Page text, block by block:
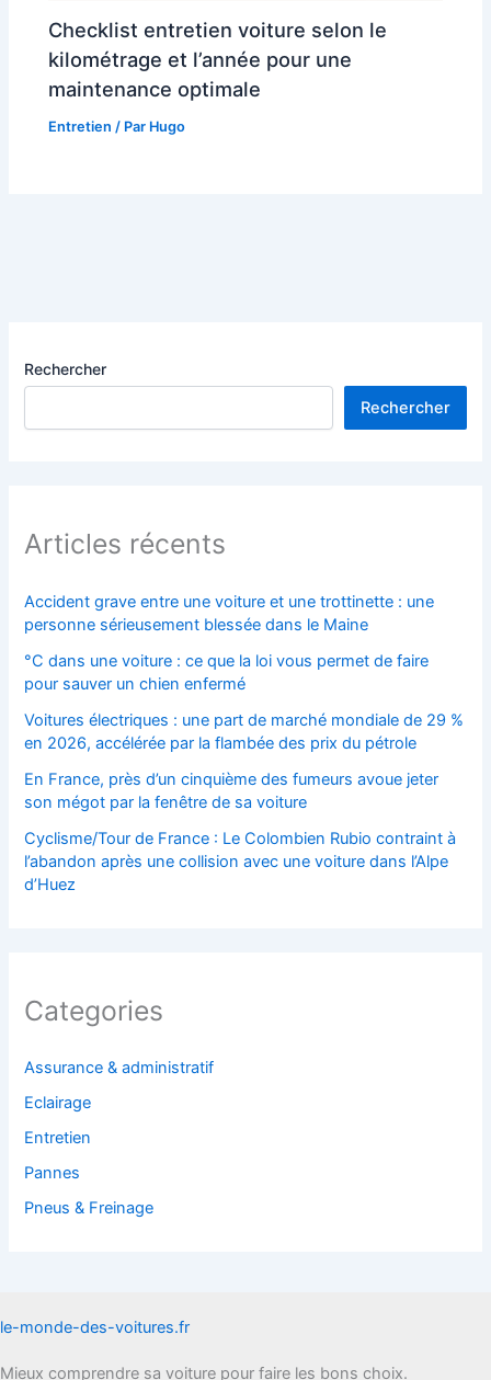
Checklist entretien voiture selon le
kilométrage et l’année pour une
maintenance optimale
Entretien / Par Hugo
Rechercher
Rechercher
Articles récents
Accident grave entre une voiture et une trottinette : une
personne sérieusement blessée dans le Maine
°C dans une voiture : ce que la loi vous permet de faire
pour sauver un chien enfermé
Voitures électriques : une part de marché mondiale de 29 %
en 2026, accélérée par la flambée des prix du pétrole
En France, près d’un cinquième des fumeurs avoue jeter
son mégot par la fenêtre de sa voiture
Cyclisme/Tour de France : Le Colombien Rubio contraint à
l’abandon après une collision avec une voiture dans l’Alpe
d’Huez
Categories
Assurance & administratif
Eclairage
Entretien
Pannes
Pneus & Freinage
le-monde-des-voitures.fr
Mieux comprendre sa voiture pour faire les bons choix.